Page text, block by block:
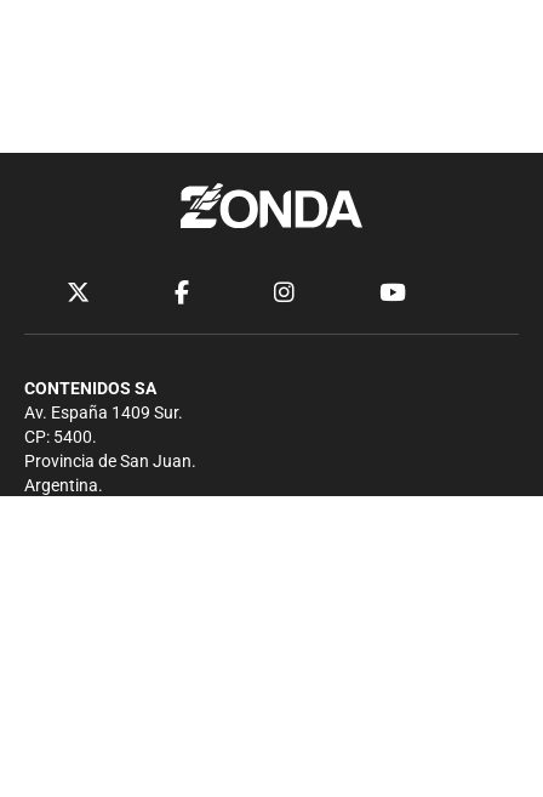
CONTENIDOS SA
Av. España 1409 Sur.
CP: 5400.
Provincia de San Juan.
Argentina.